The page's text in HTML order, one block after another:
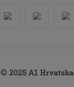
© 2025 A1 Hrvatska